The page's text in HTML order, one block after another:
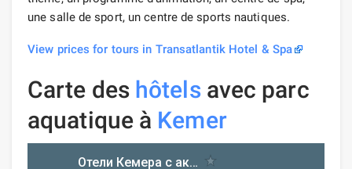
une salle de sport, un centre de sports nautiques.
View prices for tours in Transatlantik Hotel & Spa
Carte des hôtelsavec parc
aquatique à Kemer